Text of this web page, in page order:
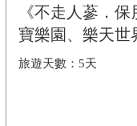
《不走人蔘．
寶樂園、樂天世
5天